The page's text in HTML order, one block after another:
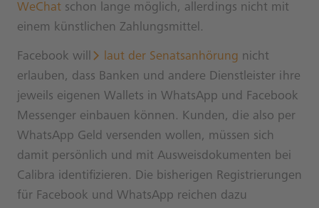
WeChat schon lange möglich, allerdings nicht mit
einem künstlichen Zahlungsmittel.
Facebook will laut der Senatsanhörung nicht
erlauben, dass Banken und andere Dienstleister ihre
jeweils eigenen Wallets in WhatsApp und Facebook
Messenger einbauen können. Kunden, die also per
WhatsApp Geld versenden wollen, müssen sich
damit persönlich und mit Ausweisdokumenten bei
Calibra identifizieren. Die bisherigen Registrierungen
für Facebook und WhatsApp reichen dazu